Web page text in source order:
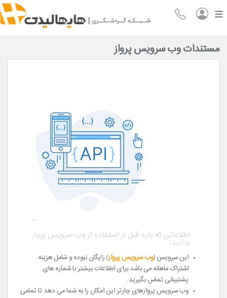
مستندات وب سرویس پرواز
اطلاعاتی که باید قبل از استفاده از وب سرویس پرواز
بدانید:
این سرویس (وب سرویس پرواز) رایگان نبوده و شامل هزینه
اشتراک ماهانه می باشد.برای اطلاعات بیشتر با شماره های
پشتیبانی تماس بگیرید.
وب سرویس پروازهای چارتر این امکان را به شما می دهد تا تمامی